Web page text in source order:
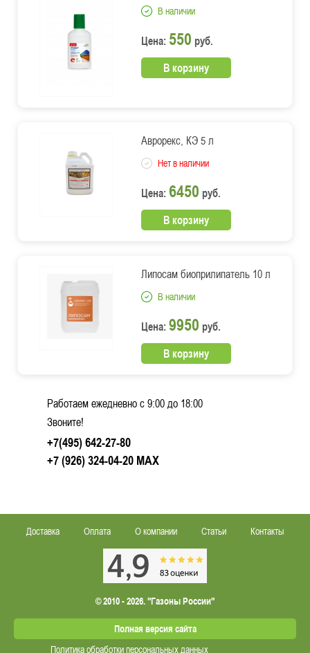
В наличии
Цена: 550 руб.
В корзину
Аврорекс, КЭ 5 л
Нет в наличии
Цена: 6450 руб.
В корзину
Липосам биоприлипатель 10 л
В наличии
Цена: 9950 руб.
В корзину
Работаем ежедневно c 9:00 до 18:00
Звоните!
+7(495) 642-27-80
+7 (926) 324-04-20MAX
Доставка Оплата О компании Статьи Контакты
© 2010 - 2026. "Газоны России"
Полная версия сайта
Политика обработки персональных данных